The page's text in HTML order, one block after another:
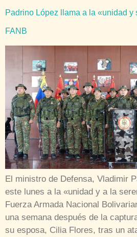
Padrino López llama a la «unidad y
FANB
El ministro de Defensa, Vladimir
este lunes a la «unidad y a la
Fuerza Armada Nacional
una semana después de la
su esposa, Cilia Flores, tras un